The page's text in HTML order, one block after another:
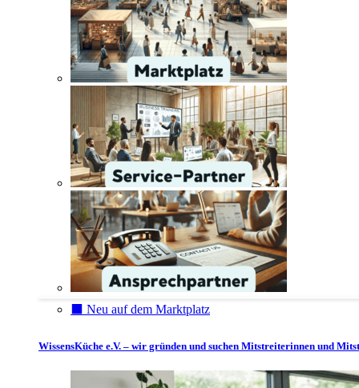
⬛️ Neu auf dem Marktplatz
WissensKüche e.V. – wir gründen und suchen Mitstreiterinnen und